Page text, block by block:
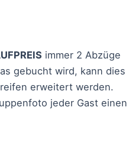
immer 2 Abzüge
gebucht wird, kann dies
erweitert werden.
jeder Gast einen